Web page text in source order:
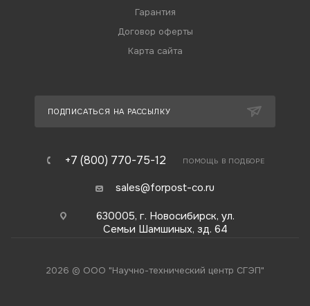
Гарантия
Договор оферты
Карта сайта
ПОДПИСАТЬСЯ НА РАССЫЛКУ
+7 (800) 770-75-12 ПОМОЩЬ В ПОДБОРЕ
sales@forpost-co.ru
630005, г. Новосибирск, ул.
Семьи Шамшиных, зд. 64
2026 © ООО "Научно-технический центр СГЭП"